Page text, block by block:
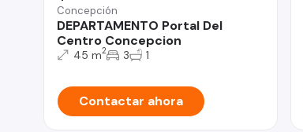
Concepción
DEPARTAMENTO Portal Del
Centro Concepcion
45 m2 3 1
Contactar ahora